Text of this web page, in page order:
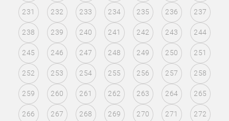
231 232 233 234 235 236 237
238 239 240 241 242 243 244
245 246 247 248 249 250 251
252 253 254 255 256 257 258
259 260 261 262 263 264 265
266 267 268 269 270 271 272